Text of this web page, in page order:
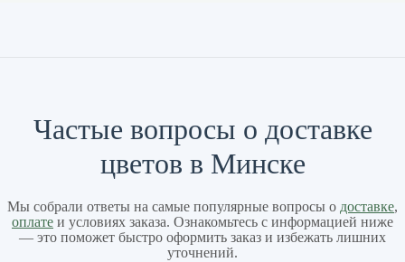
Частые вопросы о доставке
цветов в Минске
Мы собрали ответы на самые популярные вопросы о доставке,
оплате и условиях заказа. Ознакомьтесь с информацией ниже
— это поможет быстро оформить заказ и избежать лишних
уточнений.